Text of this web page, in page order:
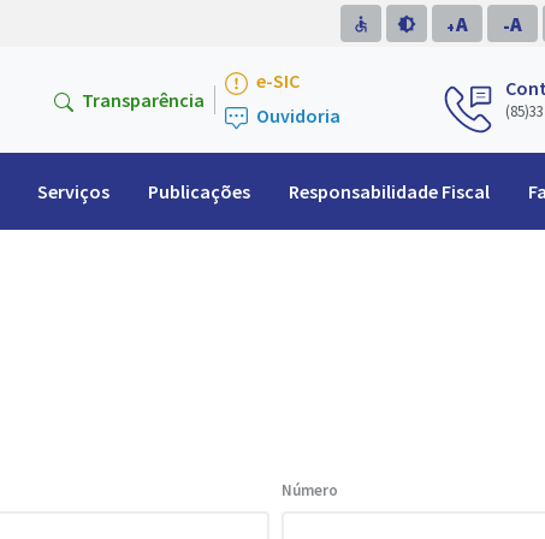
accessible brightness_medium A
+ A
-
Transparência
e-SIC
Ouvidoria
Serviços Publicações Responsabilidade Fiscal
Número